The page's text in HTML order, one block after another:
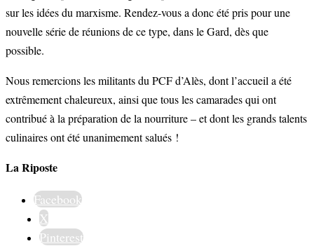
sur les idées du marxisme. Rendez-vous a donc été pris pour une
nouvelle série de réunions de ce type, dans le Gard, dès que
possible.
Nous remercions les militants du PCF d’Alès, dont l’accueil a été
extrêmement chaleureux, ainsi que tous les camarades qui ont
contribué à la préparation de la nourriture – et dont les grands talents
culinaires ont été unanimement salués !
La Riposte
Facebook
X
Pinterest